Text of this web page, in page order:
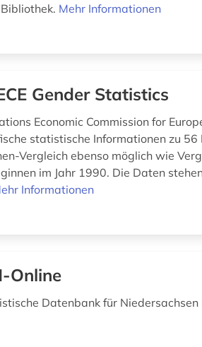
Mehr Informationen
Gender Statistics
Economic Commission for
statistische Informationen zu
Vergleich ebenso möglich wie
im Jahr 1990. Die Daten
Informationen
Online
Datenbank für Niedersachsen